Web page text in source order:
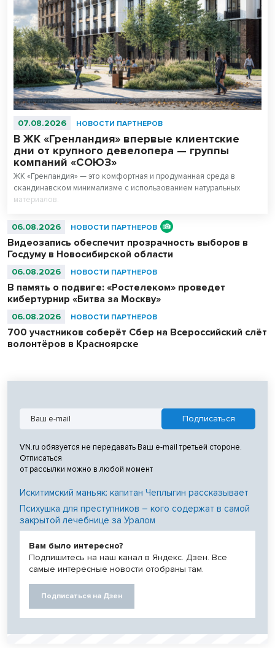
07.08.2026 НОВОСТИ ПАРТНЕРОВ
В ЖК «Гренландия» впервые клиентские
дни от крупного девелопера — группы
компаний «СОЮЗ»
ЖК «Гренландия» — это комфортная и продуманная среда в
скандинавском минимализме с использованием натуральных
материалов.
06.08.2026 НОВОСТИ ПАРТНЕРОВ
Видеозапись обеспечит прозрачность выборов в
Госдуму в Новосибирской области
06.08.2026 НОВОСТИ ПАРТНЕРОВ
В память о подвиге: «Ростелеком» проведет
кибертурнир «Битва за Москву»
06.08.2026 НОВОСТИ ПАРТНЕРОВ
700 участников соберёт Сбер на Всероссийский слёт
волонтёров в Красноярске
VN.ru обязуется не передавать Ваш e-mail третьей стороне.
Отписаться
от рассылки можно в любой момент
Искитимский маньяк: капитан Чеплыгин рассказывает
Психушка для преступников – кого содержат в самой
закрытой лечебнице за Уралом
Вам было интересно?
Подпишитесь на наш канал в Яндекс. Дзен. Все
самые интересные новости отобраны там.
Подписаться на Дзен